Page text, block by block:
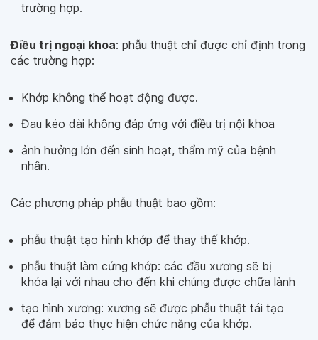
trường hợp.
Điều trị ngoại khoa: phẫu thuật chỉ được chỉ định trong
các trường hợp:
Khớp không thể hoạt động được.
Đau kéo dài không đáp ứng với điều trị nội khoa
ảnh hưởng lớn đến sinh hoạt, thẩm mỹ của bệnh
nhân.
Các phương pháp phẫu thuật bao gồm:
phẫu thuật tạo hình khớp để thay thế khớp.
phẫu thuật làm cứng khớp: các đầu xương sẽ bị
khóa lại với nhau cho đến khi chúng được chữa lành
tạo hình xương: xương sẽ được phẫu thuật tái tạo
để đảm bảo thực hiện chức năng của khớp.